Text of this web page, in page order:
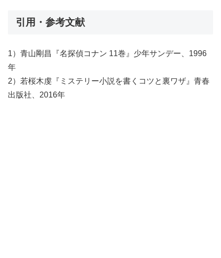
引用・参考文献
1）青山剛昌『名探偵コナン 11巻』少年サンデー、1996
年
2）若桜木虔『 ミステリー小説を書くコツと裏ワザ 』青春
出版社、2016年